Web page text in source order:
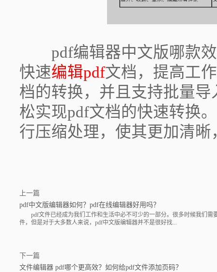
pdf编辑器中文版哪款效
快速编辑pdf文档，提高工
档的转换，并且支持批量
松实现pdf文档的快速转换
行压缩处理，使其更加清晰
上一篇
pdf中文版编辑器如何？pdf在线编辑器好用吗？
pdf文件已经成为我们工作和生活中必不可少的一部分。很多时候我们需
件，但是对于大多数人来说，pdf中文版编辑器并不是很好找...
下一篇
文件编辑器 pdf哪个更高效？如何给pdf文件添加页码？